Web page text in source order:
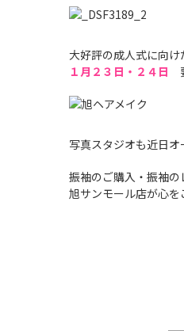
大好評の成人式に向
１月２３日・２４日
写真スタジオも近日オ
振袖のご購入・振袖の
旭サンモール店が心